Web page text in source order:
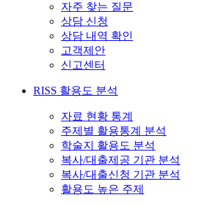
자주 찾는 질문
상담 신청
상담 내역 확인
고객제안
신고센터
RISS 활용도 분석
자료 현황 통계
주제별 활용통계 분석
학술지 활용도 분석
복사/대출제공 기관 분석
복사/대출신청 기관 분석
활용도 높은 주제